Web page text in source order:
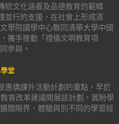
統文化涵養及品德教育的範疇
並行的支援，在社會上形成清
學院國學中心聯同清華大學中國
攜手推動「禮儀文明教育項
參與。
堂
惠僑課外活動計劃的重點，早於
育改革建議開展該計劃，冀盼學
闊眼界，體驗與別不同的學習經